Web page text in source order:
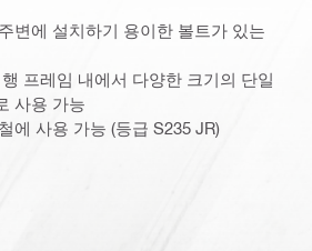
변에 설치하기 용이한 볼트가 있는
프레임 내에서 다양한 크기의 단일
사용 가능
에 사용 가능 (등급 S235 JR)